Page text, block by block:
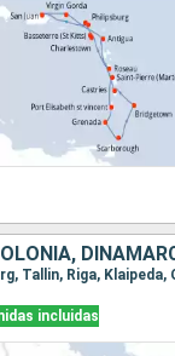
Tallin, Riga, Klaipeda,
incluidas